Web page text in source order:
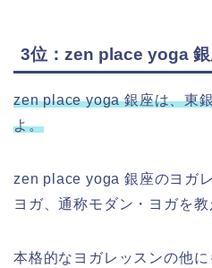
3位：zen place yoga
zen place yoga 銀座は、東
よ。
zen place yoga 銀座のヨガ
ヨガ、通称モダン・ヨガを教
本格的なヨガレッスンの他